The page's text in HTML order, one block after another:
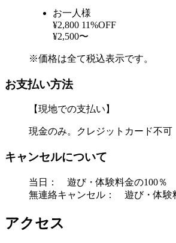
お一人様
¥2,800 11%OFF
¥2,500〜
※価格は全て税込表示です。
お支払い方法
【現地での支払い】
現金のみ。クレジットカード不可
キャンセルについて
当日： 遊び・体験料金の100％
無連絡キャンセル： 遊び・体験
アクセス